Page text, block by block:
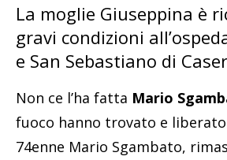
La moglie Giuseppina è
gravi condizioni
e San Sebastiano di
Non ce l’ha fatta Mario
fuoco hanno trovato e
74enne Mario Sgambato,